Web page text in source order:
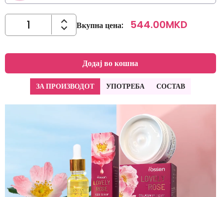
Вкупна цена: 544.00MKD
Додај во кошна
ЗА ПРОИЗВОДОТ УПОТРЕБА СОСТАВ